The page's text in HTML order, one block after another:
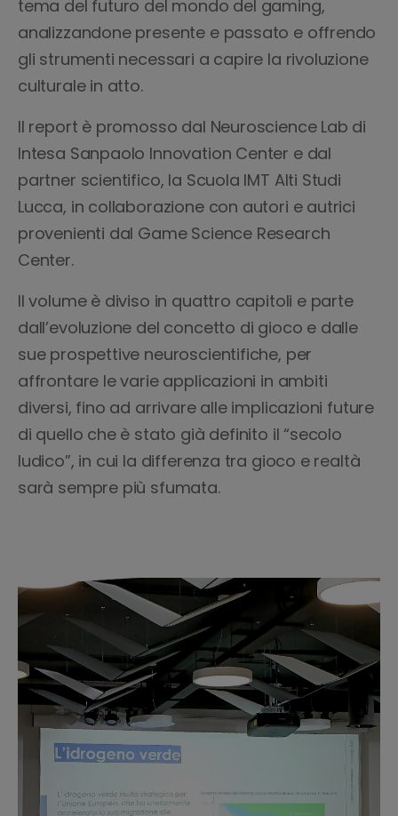
tema del futuro del mondo del gaming,
analizzandone presente e passato e offrendo
gli strumenti necessari a capire la rivoluzione
culturale in atto.
Il report è promosso dal Neuroscience Lab di
Intesa Sanpaolo Innovation Center e dal
partner scientifico, la Scuola IMT Alti Studi
Lucca, in collaborazione con autori e autrici
provenienti dal Game Science Research
Center.
Il volume è diviso in quattro capitoli e parte
dall’evoluzione del concetto di gioco e dalle
sue prospettive neuroscientifiche, per
affrontare le varie applicazioni in ambiti
diversi, fino ad arrivare alle implicazioni future
di quello che è stato già definito il “secolo
ludico”, in cui la differenza tra gioco e realtà
sarà sempre più sfumata.